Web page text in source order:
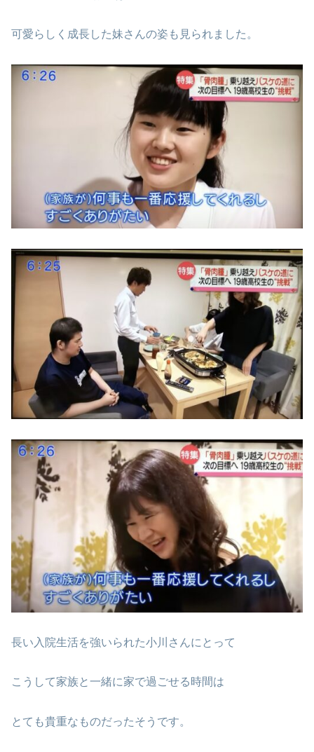
可愛らしく成長した妹さんの姿も見られました。
長い入院生活を強いられた小川さんにとって
こうして家族と一緒に家で過ごせる時間は
とても貴重なものだったそうです。